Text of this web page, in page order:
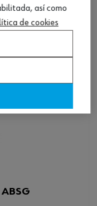
así como
de cookies